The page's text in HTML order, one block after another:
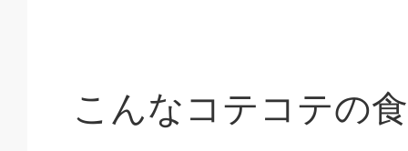
こんなコテコテの